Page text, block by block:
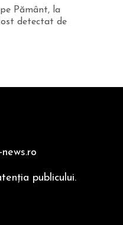
Pământ, la
detectat de
publicului.